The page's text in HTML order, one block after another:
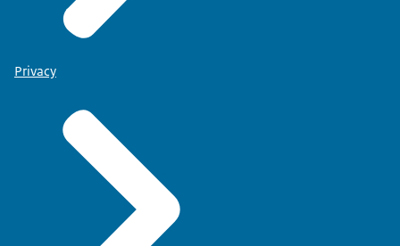
Privacy